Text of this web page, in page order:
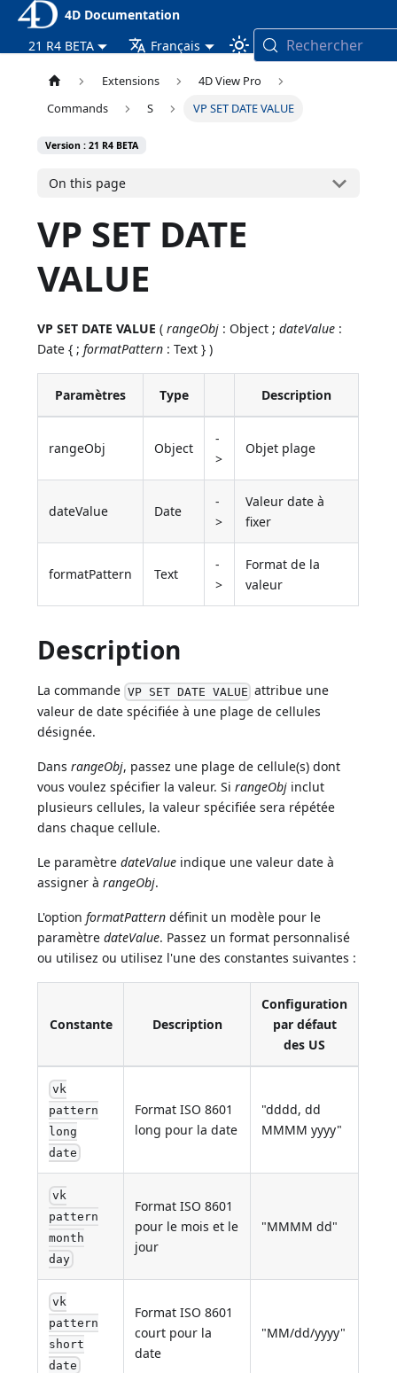
4D Documentation
21 R4 BETA
Français Rechercher
Extensions
4D View Pro
Commands
S VP SET DATE VALUE
Version : 21 R4 BETA
On this page
VP SET DATE
VALUE
VP SET DATE VALUE (rangeObj : Object ;dateValue :
Date { ;formatPattern : Text } )
Paramètres Type Description
rangeObj Object
-
>
Objet plage
dateValue Date
-
>
Valeur date à
fixer
formatPattern Text
-
>
Format de la
valeur
Description
La commande VP SET DATE VALUE attribue une
valeur de date spécifiée à une plage de cellules
désignée.
DansrangeObj, passez une plage de cellule(s) dont
vous voulez spécifier la valeur. SirangeObj inclut
plusieurs cellules, la valeur spécifiée sera répétée
dans chaque cellule.
Le paramètredateValue indique une valeur date à
assigner àrangeObj.
L'optionformatPattern définit un modèle pour le
paramètredateValue. Passez un format personnalisé
ou utilisez ou utilisez l'une des constantes suivantes :
Constante Description
Configuration
par défaut
des US
vk
pattern
long
date
Format ISO 8601
long pour la date
"dddd, dd
MMMM yyyy"
vk
pattern
month
day
Format ISO 8601
pour le mois et le
jour
"MMMM dd"
vk
pattern
short
date
Format ISO 8601
court pour la
date
"MM/dd/yyyy"